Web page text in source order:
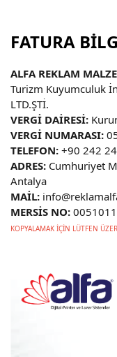
FATURA
ALFA REKLAM
Turizm Kuyumculuk
LTD.ŞTİ.
VERGİ DAİRESİ:
VERGİ NUMARASI:
TELEFON: +90 242
ADRES: Cumhuriyet
Antalya
MAİL:
MERSİS NO:
KOPYALAMAK İÇİN LÜTFEN